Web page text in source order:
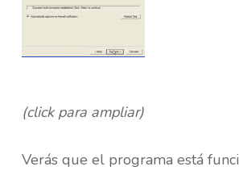
(click para ampliar)
Verás que el programa está